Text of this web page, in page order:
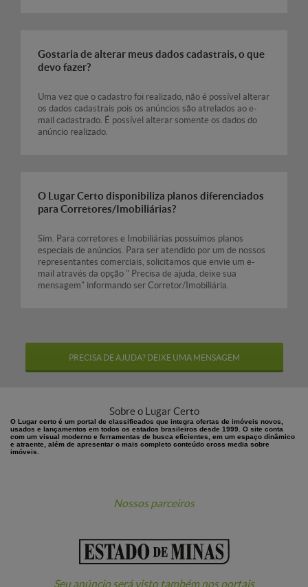
Gostaria de alterar meus dados cadastrais, o que
devo fazer?
Uma vez que o cadastro foi realizado, não é possível alterar
os dados cadastrais pois os anúncios são atrelados ao e-
mail cadastrado. É possível alterar somente os dados do
anúncio realizado.
O Lugar Certo disponibiliza planos diferenciados
para Corretores/Imobiliárias?
Sim. Para corretores e Imobiliárias possuímos planos
especiais de anúncios. Para ser atendido por um de nossos
representantes comerciais, solicitamos que envie um e-
mail através da opção " Precisa de ajuda, deixe sua
mensagem" informando ser Corretor/Imobiliária.
PRECISA DE AJUDA? DEIXE UMA MENSAGEM
Sobre o Lugar Certo
O Lugar certo é um portal de classificados que integra ofertas de imóveis novos,
usados e lançamentos em todos os estados brasileiros desde 1999. O site conta
com um visual moderno e ferramentas de busca eficientes, em um espaço dinâmico
e atraente, além de apresentar o mais completo conteúdo cross media sobre
imóveis.
Nossos parceiros
Seu anúncio será visto também nos portais